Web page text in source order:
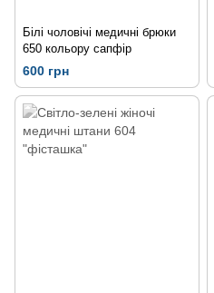
Білі чоловічі медичні брюки
650 кольору сапфір
600 грн